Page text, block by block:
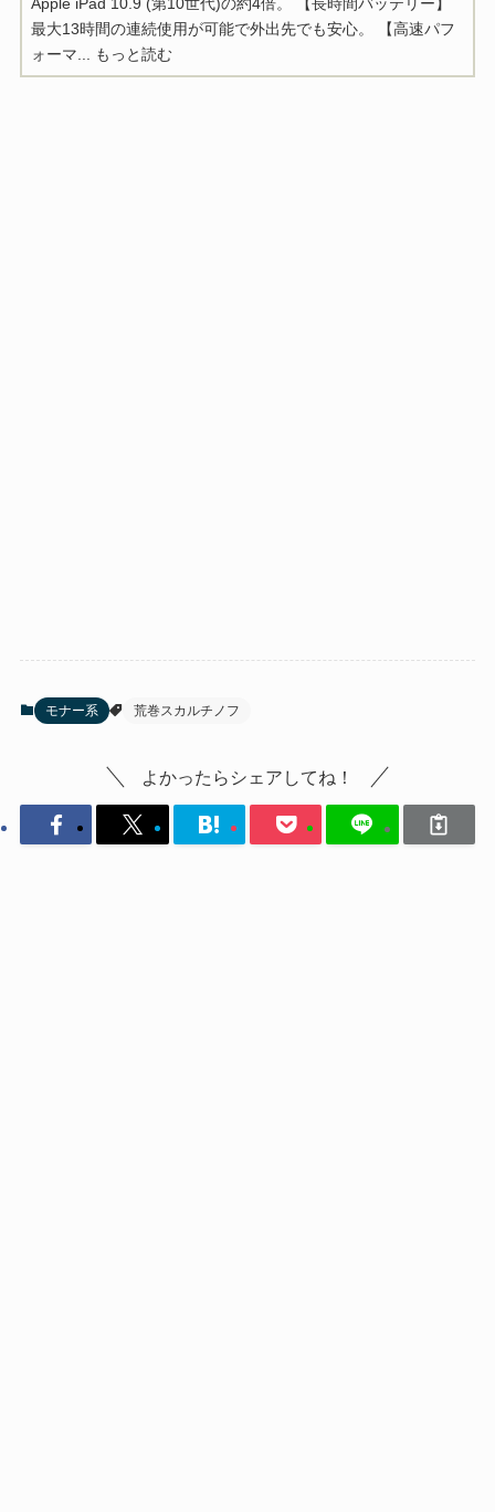
最大13時間の連続使用が可能で外出先でも安心。 【高速パフ
ォーマ... もっと読む
モナー系 荒巻スカルチノフ
よかったらシェアしてね！